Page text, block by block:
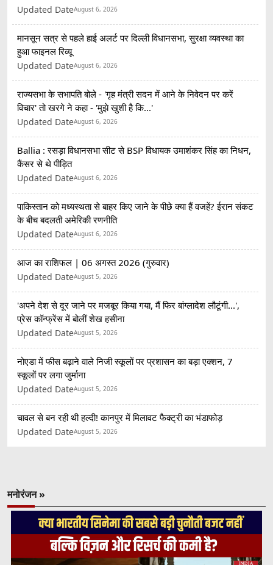
Updated DateAugust 6, 2026
मानसून सत्र से पहले हाई अलर्ट पर दिल्ली विधानसभा, सुरक्षा व्यवस्था का
हुआ फाइनल रिव्यू
Updated DateAugust 6, 2026
राज्यसभा के सभापति बोले - 'गृह मंत्री सदन में आने के निवेदन पर करें
विचार' तो खरगे ने कहा - 'मुझे खुशी है कि...'
Updated DateAugust 6, 2026
Ballia : रसड़ा विधानसभा सीट से BSP विधायक उमाशंकर सिंह का निधन,
कैंसर से थे पीड़ित
Updated DateAugust 6, 2026
पाकिस्तान को मध्यस्थता से बाहर किए जाने के पीछे क्या हैं वजहें? ईरान संकट
के बीच बदलती अमेरिकी रणनीति
Updated DateAugust 6, 2026
आज का राशिफल | 06 अगस्त 2026 (गुरुवार)
Updated DateAugust 5, 2026
'अपने देश से दूर जाने पर मजबूर किया गया, मैं फिर बांग्लादेश लौटूंगी...',
प्रेस कॉन्फ्रेंस में बोलीं शेख हसीना
Updated DateAugust 5, 2026
नोएडा में फीस बढ़ाने वाले निजी स्कूलों पर प्रशासन का बड़ा एक्शन, 7
स्कूलों पर लगा जुर्माना
Updated DateAugust 5, 2026
चावल से बन रही थी हल्दी! कानपुर में मिलावट फैक्ट्री का भंडाफोड़
Updated DateAugust 5, 2026
मनोरंजन »